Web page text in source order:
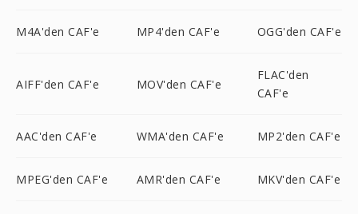
M4A'den CAF'e MP4'den CAF'e OGG'den CAF'e
AIFF'den CAF'e MOV'den CAF'e
FLAC'den
CAF'e
AAC'den CAF'e WMA'den CAF'e MP2'den CAF'e
MPEG'den CAF'e AMR'den CAF'e MKV'den CAF'e